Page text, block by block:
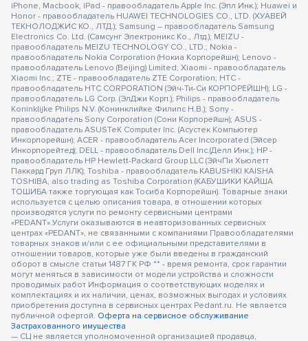
iPhone, Macbook, iPad - правообладатель Apple Inc. (Эпл Инк.); Huawei и
Honor - правообладатель HUAWEI TECHNOLOGIES CO., LTD. (ХУАВЕЙ
ТЕКНОЛОДЖИС КО., ЛТД.); Samsung – правообладатель Samsung
Electronics Co. Ltd. (Самсунг Электроникс Ко., Лтд.); MEIZU -
правообладатель MEIZU TECHNOLOGY CO., LTD.; Nokia -
правообладатель Nokia Corporation (Нокиа Корпорейшн); Lenovo -
правообладатель Lenovo (Beijing) Limited; Xiaomi - правообладатель
Xiaomi Inc.; ZTE - правообладатель ZTE Corporation; HTC -
правообладатель HTC CORPORATION (Эйч-Ти-Си КОРПОРЕЙШН); LG -
правообладатель LG Corp. (ЭлДжи Корп.); Philips - правообладатель
Koninklijke Philips N.V. (Конинклийке Филипс Н.В.); Sony -
правообладатель Sony Corporation (Сони Корпорейшн); ASUS -
правообладатель ASUSTeK Computer Inc. (Асустек Компьютер
Инкорпорейшн); ACER - правообладатель Acer Incorporated (Эйсер
Инкорпорейтед); DELL - правообладатель Dell Inc.(Делл Инк.); HP -
правообладатель HP Hewlett-Packard Group LLC (ЭйчПи Хьюлетт
Паккард Груп ЛЛК); Toshiba - правообладатель KABUSHIKI KAISHA
TOSHIBA, also trading as Toshiba Corporation (КАБУШИКИ КАЙША
ТОШИБА также торгующая как Тосиба Корпорейшн). Товарные знаки
используется с целью описания товара, в отношении которых
производятся услуги по ремонту сервисными центрами
«PEDANT».Услуги оказываются в неавторизованных сервисных
центрах «PEDANT», не связанными с компаниями Правообладателями
товарных знаков и/или с ее официальными представителями в
отношении товаров, которые уже были введены в гражданский
оборот в смысле статьи 1487 ГК РФ ** - время ремонта, срок гарантии
могут меняться в зависимости от модели устройства и сложности
проводимых работ Информация о соответствующих моделях и
комплектациях и их наличии, ценах, возможных выгодах и условиях
приобретения доступна в сервисных центрах Pedant.ru. Не является
публичной офертой. Оферта на сервисное обслуживание
Застрахованного имущества
— СЦ не является уполномоченной организацией продавца,